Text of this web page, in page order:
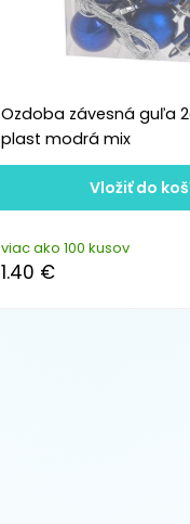
Ozdoba závesná guľa
plast modrá mix
viac ako 100 kusov
1.40 €
Vložiť do